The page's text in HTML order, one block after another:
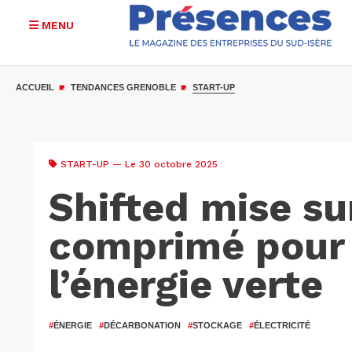
MENU
ACCUEIL TENDANCES GRENOBLE START-UP
START-UP — Le 30 octobre 2025
Shifted mise
comprimé
l’énergie verte
#ÉNERGIE #DÉCARBONATION #STOCKAGE #ÉLECTRICITÉ